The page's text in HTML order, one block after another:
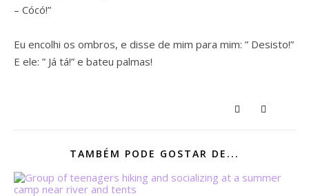
– Cócó!”
Eu encolhi os ombros, e disse de mim para mim: ” Desisto!”
E ele: ” Já tá!” e bateu palmas!
TAMBÉM PODE GOSTAR DE...